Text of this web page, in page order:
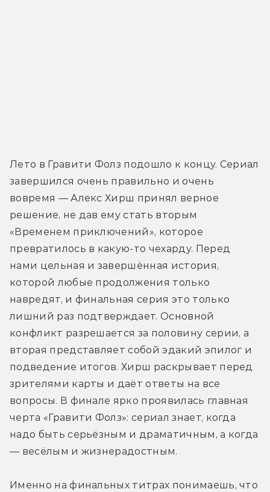
Лето в Гравити Фолз подошло к концу. Сериал
завершился очень правильно и очень
вовремя — Алекс Хирш принял верное
решение, не дав ему стать вторым
«Временем приключений», которое
превратилось в какую-то чехарду. Перед
нами цельная и завершённая история,
которой любые продолжения только
навредят, и финальная серия это только
лишний раз подтверждает. Основной
конфликт разрешается за половину серии, а
вторая представляет собой эдакий эпилог и
подведение итогов. Хирш раскрывает перед
зрителями карты и даёт ответы на все
вопросы. В финале ярко проявилась главная
черта «Гравити Фолз»: сериал знает, когда
надо быть серьёзным и драматичным, а когда
— весёлым и жизнерадостным.
Именно на финальных титрах понимаешь, что